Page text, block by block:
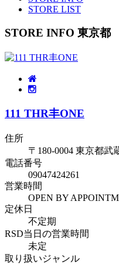
STORE LIST
STORE INFO 東京都
111 THR丰ONE
住所
〒180-0004 東京都武
電話番号
09047424261
営業時間
OPEN BY
定休日
不定期
RSD当日の営業時間
未定
取り扱いジャンル